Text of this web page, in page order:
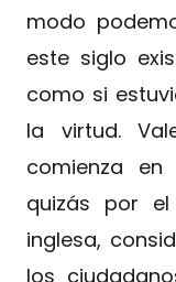
modo
este siglo
como si
la virtud.
comienza en
quizás por
inglesa,
los